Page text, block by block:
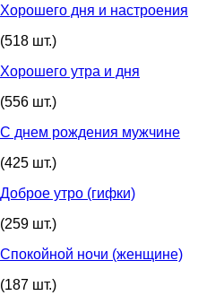
Хорошего дня и настроения
(518 шт.)
Хорошего утра и дня
(556 шт.)
С днем рождения мужчине
(425 шт.)
Доброе утро (гифки)
(259 шт.)
Спокойной ночи (женщине)
(187 шт.)